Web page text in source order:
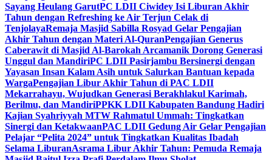
Sayang Heulang GarutPC LDII Ciwidey Isi Liburan Akhir
Tahun dengan Refreshing ke Air Terjun Celak di
TenjolayaRemaja Masjid Sabilla Rosyad Gelar Pengajian
Akhir Tahun dengan Materi Al-QuranPengajian Generus
Caberawit di Masjid Al-Barokah Arcamanik Dorong Generasi
Unggul dan MandiriPC LDII Pasirjambu Bersinergi dengan
Yayasan Insan Kalam Asih untuk Salurkan Bantuan kepada
WargaPengajian Libur Akhir Tahun di PAC LDII
Mekarrahayu, Wujudkan Generasi Berakhlakul Karimah,
Berilmu, dan MandiriPPKK LDII Kabupaten Bandung Hadiri
Kajian Syahriyyah MTW Rahmatul Ummah: Tingkatkan
Sinergi dan KetakwaanPAC LDII Gedung Air Gelar Pengajian
Pelajar “Pelita 2024” untuk Tingkatkan Kualitas Ibadah
Selama LiburanAsrama Libur Akhir Tahun: Pemuda Remaja